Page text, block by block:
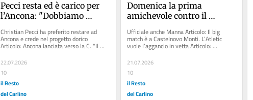
Pecci resta ed è carico per
l’Ancona: "Dobbiamo
Christian Pecci ha preferito restare ad
Ancona e crede nel progetto dorico
Articolo: Ancona lanciata verso la C. "Il
22.07.2026
10
il Resto
del Carlino
Domenica la prima
amichevole contro il
Ufficiale anche Manna Articolo: Il big
match è a Castelnovo Monti. L’Atletic
vuole l’aggancio in vetta Articolo:
"Fiducioso per le prossime...
21.07.2026
10
il Resto
del Carlino